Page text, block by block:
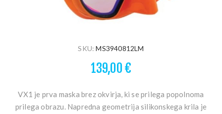
SKU: MS3940812LM
139,00 €
VX1 je prva maska brez okvirja, ki se prilega popolnoma
prilega obrazu. Napredna geometrija silikonskega krila je